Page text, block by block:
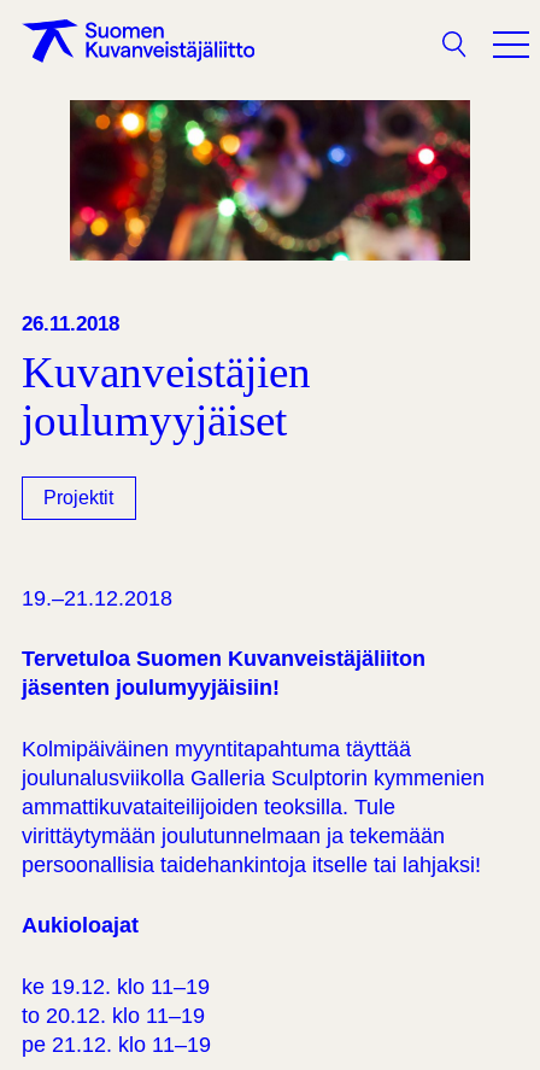
Haku
26.11.2018
Kuvanveistäjien
joulumyyjäiset
Projektit
19.–21.12.2018
Tervetuloa Suomen Kuvanveistäjäliiton
jäsenten joulumyyjäisiin!
Kolmipäiväinen myyntitapahtuma täyttää
joulunalusviikolla Galleria Sculptorin kymmenien
ammattikuvataiteilijoiden teoksilla. Tule
virittäytymään joulutunnelmaan ja tekemään
persoonallisia taidehankintoja itselle tai lahjaksi!
Aukioloajat
ke 19.12. klo 11–19
to 20.12. klo 11–19
pe 21.12. klo 11–19